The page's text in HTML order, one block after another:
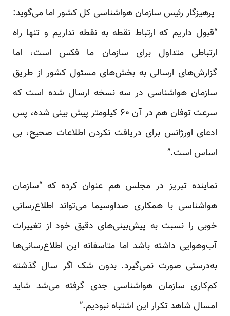
پرهیزگار رئیس سازمان هواشناسی کل کشور اما می‌گوید:
“قبول داریم که ارتباط نقطه به نقطه نداریم و تنها راه
ارتباطی متداول برای سازمان ما فکس است، اما
گزارش‌های ارسالی به بخش‌های مسئول کشور از طریق
سازمان هواشناسی در سه نسخه ارسال شده است که
سرعت توفان هم در آن ۶۰ کیلومتر پیش بینی شده، پس
ادعای اورژانس برای دریافت نکردن اطلاعات صحیح، بی
اساس است.”
نماینده تبریز در مجلس هم عنوان کرده که “سازمان
هواشناسی با همکاری صداوسیما می‌تواند اطلاع‌رسانی
خوبی را نسبت به پیش‌بینی‌های دقیق خود از تغییرات
آب‌وهوایی داشته باشد اما متاسفانه این اطلاع‌رسانی‌ها
به‌درستی صورت نمی‌گیرد. بدون ‌شک اگر ‌سال گذشته
کم‌کاری سازمان هواشناسی جدی گرفته می‌شد شاید
امسال شاهد تکرار این اشتباه نبودیم.”